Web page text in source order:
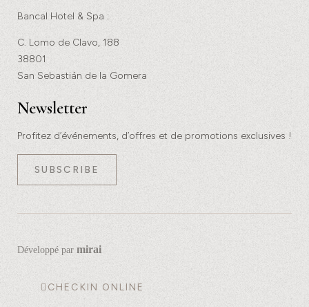
Bancal Hotel & Spa :
C. Lomo de Clavo, 188
38801
San Sebastián de la Gomera
Newsletter
Profitez d’événements, d’offres et de promotions exclusives !
SUBSCRIBE
Développé par mirai
CHECKIN ONLINE